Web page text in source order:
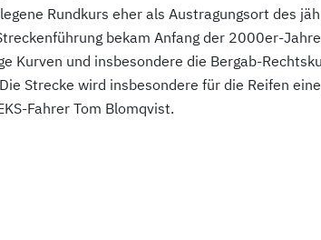
Rundkurs eher als Austragungsort des
bekam Anfang der 2000er-
Kurven und insbesondere die Bergab-
Strecke wird insbesondere für die Reifen
Fahrer Tom Blomqvist.